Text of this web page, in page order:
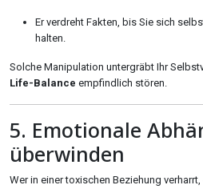
Er verdreht Fakten, bis Sie sich
halten.
Solche Manipulation untergräbt Ihr
Life-Balance empfindlich stören.
5. Emotionale
überwinden
Wer in einer toxischen Beziehung